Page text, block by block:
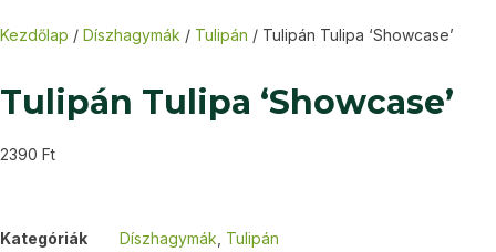
Kezdőlap / Díszhagymák / Tulipán / Tulipán Tulipa ‘Showcase’
Tulipán Tulipa ‘Showcase’
2390 Ft
Kategóriák Díszhagymák Tulipán